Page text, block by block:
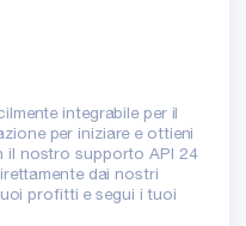
integrabile per il
per iniziare e ottieni
nostro supporto API 24
dai nostri
profitti e segui i tuoi